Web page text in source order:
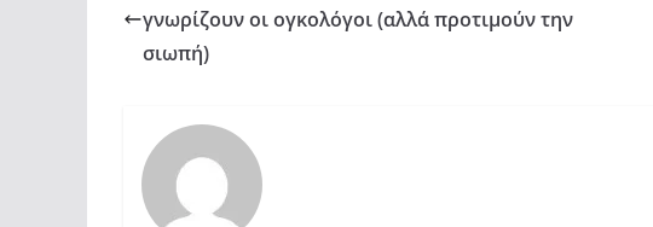
γνωρίζουν οι ογκολόγοι (αλλά προτιμούν την
σιωπή)